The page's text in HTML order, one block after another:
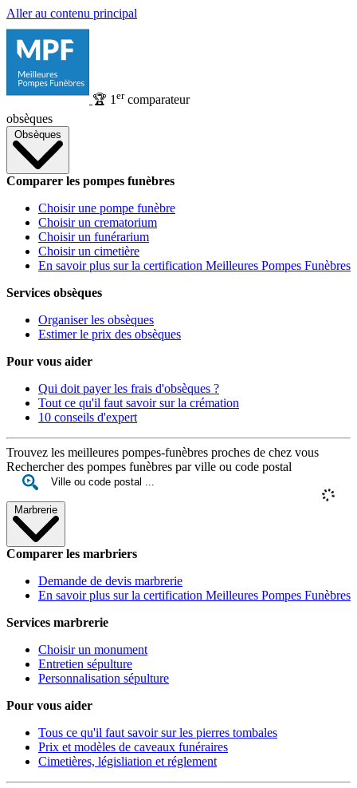
Aller au contenu principal
🏆 1 ercomparateur
obsèques
Obsèques
Comparer les pompes funèbres
Choisir une pompe funèbre
Choisir un crematorium
Choisir un funérarium
Choisir un cimetière
En savoir plus sur la certification Meilleures Pompes Funèbres
Services obsèques
Organiser les obsèques
Estimer le prix des obsèques
Pour vous aider
Qui doit payer les frais d'obsèques ?
Tout ce qu'il faut savoir sur la crémation
10 conseils d'expert
Trouvez les meilleures pompes-funèbres proches de chez vous
Rechercher des pompes funèbres par ville ou code postal
Marbrerie
Comparer les marbriers
Demande de devis marbrerie
En savoir plus sur la certification Meilleures Pompes Funèbres
Services marbrerie
Choisir un monument
Entretien sépulture
Personnalisation sépulture
Pour vous aider
Tous ce qu'il faut savoir sur les pierres tombales
Prix et modèles de caveaux funéraires
Cimetières, législiation et réglement